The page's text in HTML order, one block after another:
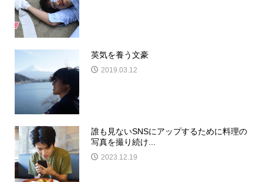
英気を養う文豪
2019.03.12
誰も見ないSNSにアップするために料理の
写真を撮り続け...
2023.12.19